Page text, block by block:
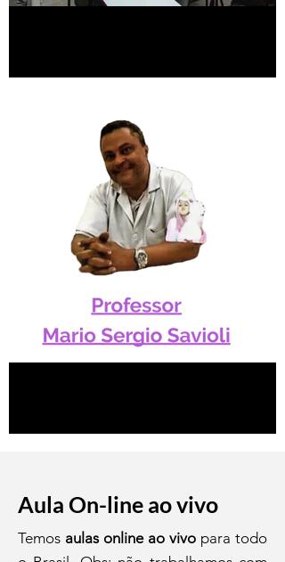
Aula On-line ao vivo
Temos aulas online ao vivo para todo